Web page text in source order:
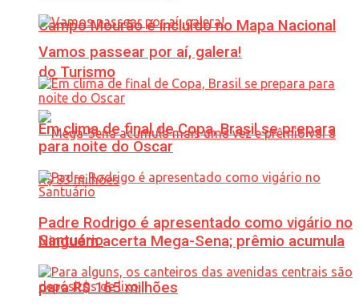
Campo Mourão é incluído no Mapa Nacional
do Turismo
Ninguém acerta Mega-Sena; prêmio acumula
para R$ 165 milhões
Vamos passear por aí, galera!
Em clima de final de Copa, Brasil se prepara
para noite do Oscar
Padre Rodrigo é apresentado como vigário no
Santuário